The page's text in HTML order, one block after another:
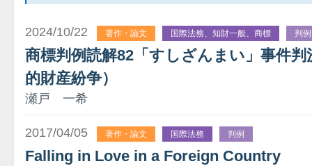
2024/10/22 著作・論文 国際法務、知財一般、商標 判例
商標判例読解82「すしざんまい」事件
的財産紛争）
瀬戸 一希
2017/04/05 著作・論文 国際法務 判例
Falling in Love in a Foreign Country